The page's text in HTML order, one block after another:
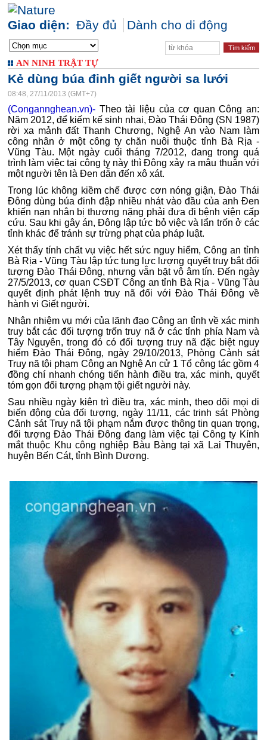
Giao diện: Đầy đủ Dành cho di động
AN NINH TRẬT TỰ
Kẻ dùng búa đinh giết người sa lưới
08:48, 27/11/2013 (GMT+7)
(Congannghean.vn)- Theo tài liệu của cơ quan Công an:
Năm 2012, để kiếm kế sinh nhai, Đào Thái Đông (SN 1987)
rời xa mảnh đất Thanh Chương, Nghệ An vào Nam làm
công nhân ở một công ty chăn nuôi thuộc tỉnh Bà Rịa -
Vũng Tàu. Một ngày cuối tháng 7/2012, đang trong quá
trình làm việc tại công ty này thì Đông xảy ra mâu thuẫn với
một người tên là Đen dẫn đến xô xát.
Trong lúc không kiềm chế được cơn nóng giận, Đào Thái
Đông dùng búa đinh đập nhiều nhát vào đầu của anh Đen
khiến nạn nhân bị thương nặng phải đưa đi bệnh viện cấp
cứu. Sau khi gây án, Đông lập tức bỏ việc và lẩn trốn ở các
tỉnh khác để tránh sự trừng phạt của pháp luật.
Xét thấy tính chất vụ việc hết sức nguy hiểm, Công an tỉnh
Bà Rịa - Vũng Tàu lập tức tung lực lượng quyết truy bắt đối
tượng Đào Thái Đông, nhưng vẫn bặt vô âm tín. Đến ngày
27/5/2013, cơ quan CSĐT Công an tỉnh Bà Rịa - Vũng Tàu
quyết định phát lệnh truy nã đối với Đào Thái Đông về
hành vi Giết người.
Nhận nhiệm vụ mới của lãnh đạo Công an tỉnh về xác minh
truy bắt các đối tượng trốn truy nã ở các tỉnh phía Nam và
Tây Nguyên, trong đó có đối tượng truy nã đặc biệt nguy
hiểm Đào Thái Đông, ngày 29/10/2013, Phòng Cảnh sát
Truy nã tội phạm Công an Nghệ An cử 1 Tổ công tác gồm 4
đồng chí nhanh chóng tiến hành điều tra, xác minh, quyết
tóm gọn đối tượng phạm tội giết người này.
Sau nhiều ngày kiên trì điều tra, xác minh, theo dõi mọi di
biến động của đối tượng, ngày 11/11, các trinh sát Phòng
Cảnh sát Truy nã tội phạm nắm được thông tin quan trọng,
đối tượng Đào Thái Đông đang làm việc tại Công ty Kính
mắt thuộc Khu công nghiệp Bàu Bàng tại xã Lai Thuyên,
huyện Bến Cát, tỉnh Bình Dương.